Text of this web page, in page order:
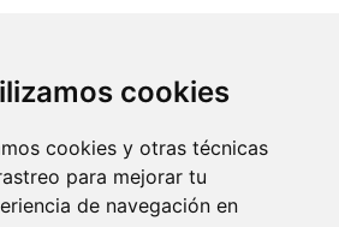
cookies
cookies y otras técnicas
para mejorar tu
de navegación en